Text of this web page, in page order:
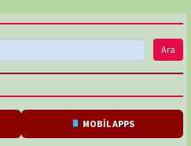
Ara
MOBİL APPS